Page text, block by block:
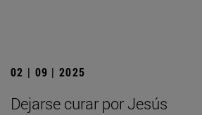
02 | 09 | 2025
Dejarse curar por Jesús